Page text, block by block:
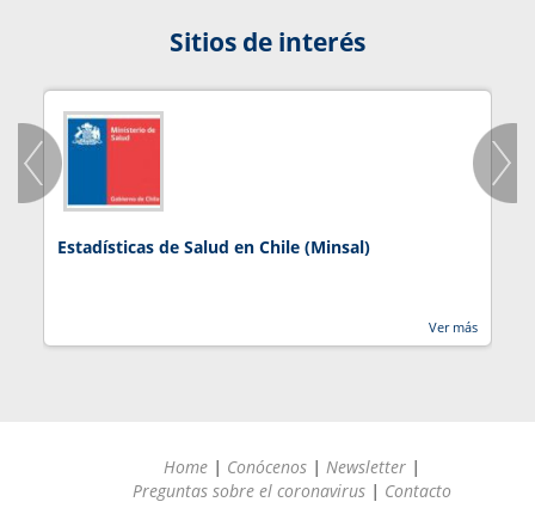
Sitios de interés
Estadísticas de Salud en Chile (Minsal)
Ver más
Home | Conócenos | Newsletter |
Preguntas sobre el coronavirus | Contacto